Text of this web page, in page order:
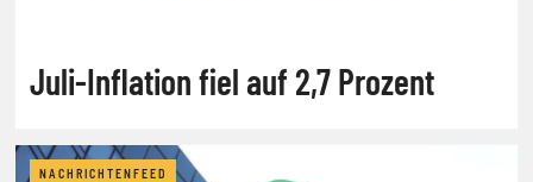
Juli-Inflation fiel auf 2,7 Prozent
NACHRICHTENFEED